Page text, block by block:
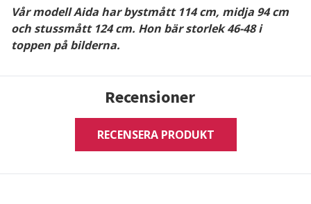
Vår modell Aida har bystmått 114 cm, midja 94 cm
och stussmått 124 cm. Hon bär storlek 46-48 i
toppen på bilderna.
Recensioner
RECENSERA PRODUKT